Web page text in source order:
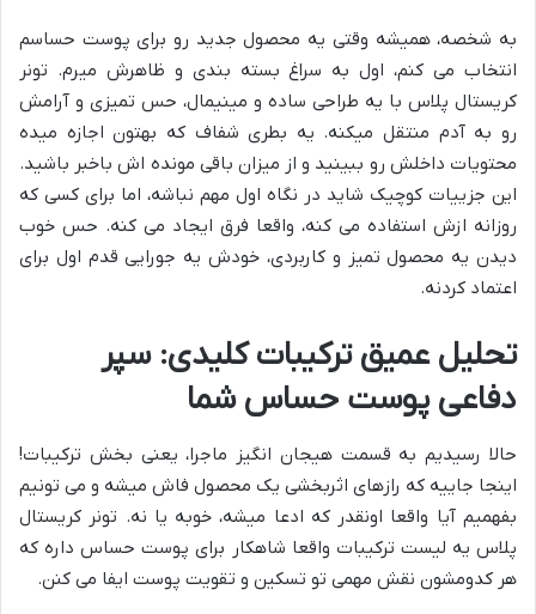
به شخصه، همیشه وقتی یه محصول جدید رو برای پوست حساسم
انتخاب می کنم، اول به سراغ بسته بندی و ظاهرش میرم. تونر
کریستال پلاس با یه طراحی ساده و مینیمال، حس تمیزی و آرامش
رو به آدم منتقل میکنه. یه بطری شفاف که بهتون اجازه میده
محتویات داخلش رو ببینید و از میزان باقی مونده اش باخبر باشید.
این جزییات کوچیک شاید در نگاه اول مهم نباشه، اما برای کسی که
روزانه ازش استفاده می کنه، واقعا فرق ایجاد می کنه. حس خوب
دیدن یه محصول تمیز و کاربردی، خودش یه جورایی قدم اول برای
اعتماد کردنه.
تحلیل عمیق ترکیبات کلیدی: سپر
دفاعی پوست حساس شما
حالا رسیدیم به قسمت هیجان انگیز ماجرا، یعنی بخش ترکیبات!
اینجا جاییه که رازهای اثربخشی یک محصول فاش میشه و می تونیم
بفهمیم آیا واقعا اونقدر که ادعا میشه، خوبه یا نه. تونر کریستال
پلاس یه لیست ترکیبات واقعا شاهکار برای پوست حساس داره که
هر کدومشون نقش مهمی تو تسکین و تقویت پوست ایفا می کنن.